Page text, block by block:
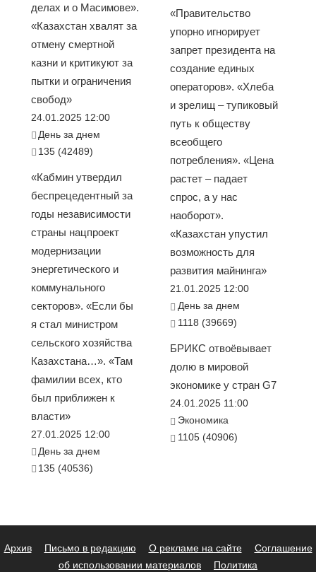
делах и о Масимове».
«Казахстан хвалят за
отмену смертной
казни и критикуют за
пытки и ограничения
свобод»
24.01.2025 12:00
День за днем
135 (42489)
«Кабмин утвердил
беспрецедентный за
годы независимости
страны нацпроект
модернизации
энергетического и
коммунального
секторов». «Если бы
я стал министром
сельского хозяйства
Казахстана…». «Там
фамилии всех, кто
был приближен к
власти»
27.01.2025 12:00
День за днем
135 (40536)
«Правительство
упорно игнорирует
запрет президента на
создание единых
операторов». «Хлеба
и зрелищ – тупиковый
путь к обществу
всеобщего
потребления». «Цена
растет – падает
спрос, а у нас
наоборот».
«Казахстан упустил
возможность для
развития майнинга»
21.01.2025 12:00
День за днем
1118 (39669)
БРИКС отвоёвывает
долю в мировой
экономике у стран G7
24.01.2025 11:00
Экономика
1105 (40906)
Архив Письмо в редакцию О рекламе на сайте
Соглашение
об использовании материалов
Политика